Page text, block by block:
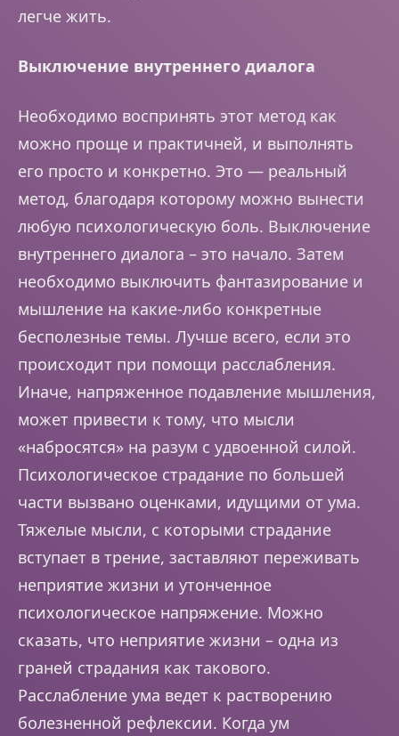
легче жить.
Выключение внутреннего диалога
Необходимо воспринять этот метод как
можно проще и практичней, и выполнять
его просто и конкретно. Это — реальный
метод, благодаря которому можно вынести
любую психологическую боль. Выключение
внутреннего диалога – это начало. Затем
необходимо выключить фантазирование и
мышление на какие-либо конкретные
бесполезные темы. Лучше всего, если это
происходит при помощи расслабления.
Иначе, напряженное подавление мышления,
может привести к тому, что мысли
«набросятся» на разум с удвоенной силой.
Психологическое страдание по большей
части вызвано оценками, идущими от ума.
Тяжелые мысли, с которыми страдание
вступает в трение, заставляют переживать
неприятие жизни и утонченное
психологическое напряжение. Можно
сказать, что неприятие жизни – одна из
граней страдания как такового.
Расслабление ума ведет к растворению
болезненной рефлексии. Когда ум